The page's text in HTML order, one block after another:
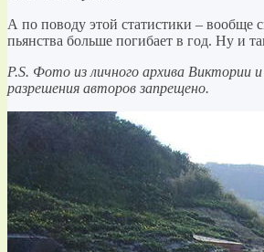
А по поводу этой статистики – вообще
пьянства больше погибает в год. Ну и
P.S. Фото из личного архива Виктории и
разрешения авторов запрещено.